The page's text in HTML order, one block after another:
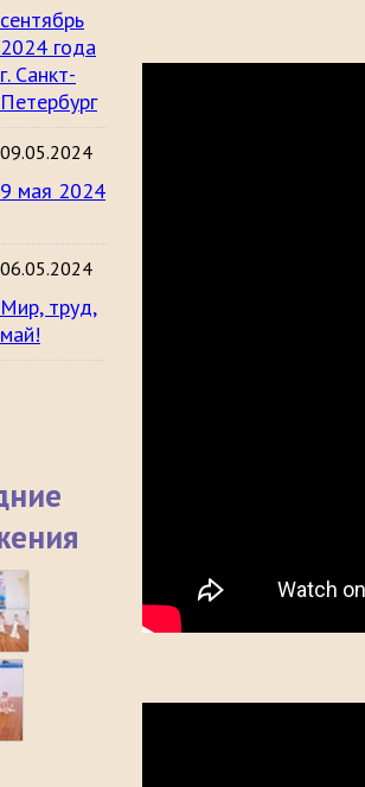
сентябрь
2024 года
г. Санкт-
Петербург
09.05.2024
9 мая 2024
06.05.2024
Мир, труд,
май!